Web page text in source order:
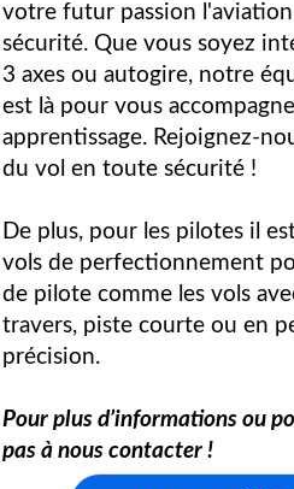
votre futur passion
sécurité. Que vous soyez
3 axes ou autogire, notre
est là pour vous
apprentissage. Rejoignez-
du vol en toute sécurité !
De plus, pour les pilotes il
vols de perfectionnement
de pilote comme les vols
travers, piste courte ou en
précision.
Pour plus d’informations ou
pas à nous contacter !